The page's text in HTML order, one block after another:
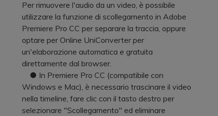
Per rimuovere l'audio da un video, è possibile
utilizzare la funzione di scollegamento in Adobe
Premiere Pro CC per separare la traccia, oppure
optare per Online UniConverter per
un'elaborazione automatica e gratuita
direttamente dal browser.
● In Premiere Pro CC (compatibile con
Windows e Mac), è necessario trascinare il video
nella timeline, fare clic con il tasto destro per
selezionare "Scollegamento" ed eliminare